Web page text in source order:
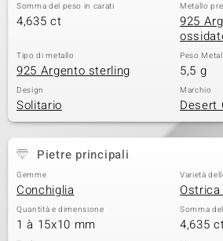
Somma del peso in carati
4,635 ct
Metallo
925
Tipo di metallo
925 Argento sterling
Peso
5,5 g
Design
Solitario
Marchio
Desert
Pietre principali
Gemme
Conchiglia
Varietà
Quantità e dimensione
1 à 15x10 mm
Somma
4,635